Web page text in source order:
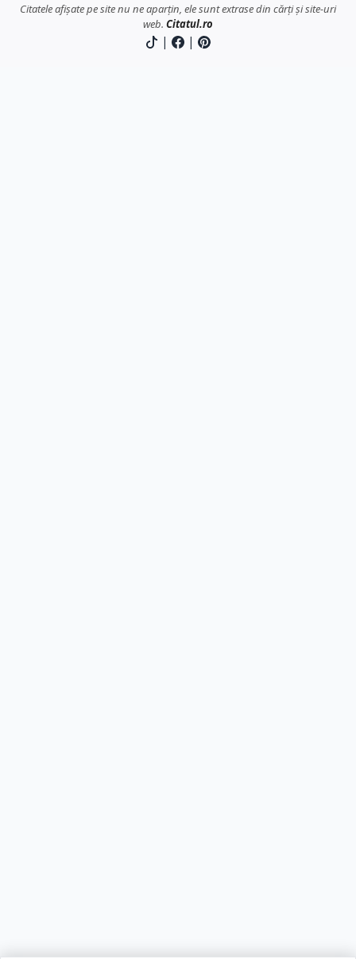
Citatele afișate pe site nu ne aparțin, ele sunt extrase din cărți și site-uri
web. Citatul.ro
| |